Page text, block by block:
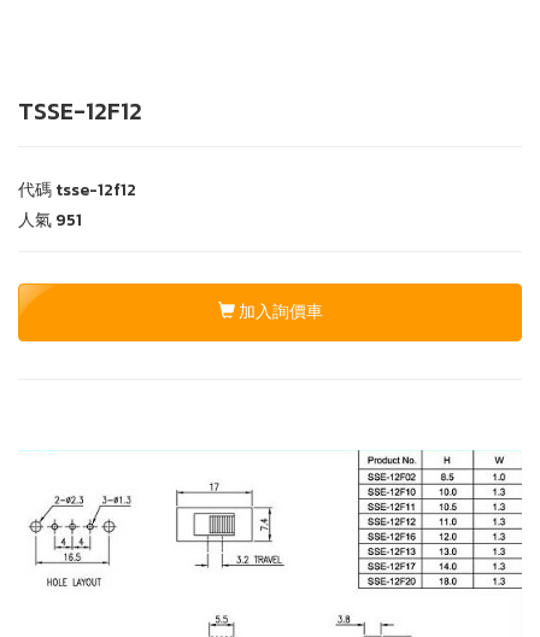
TSSE-12F12
代碼tsse-12f12
人氣951
加入詢價車